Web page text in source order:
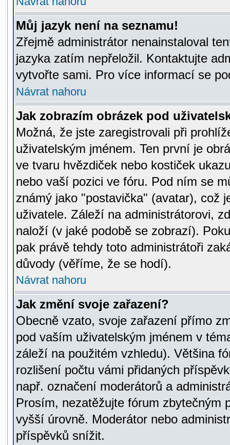
Můj jazyk není na seznamu!
Zřejmě administrátor nenainstaloval
jazyka zatím nepřeložil. Kontaktujte
vytvořte sami. Pro více informací se
Návrat nahoru
Jak zobrazím obrázek pod
Možná, že jste zaregistrovali při
uživatelským jménem. Ten první je
ve tvaru hvězdiček nebo kostiček
nebo vaší pozici ve fóru. Pod ním se
známý jako "postavička" (avatar), což
uživatele. Záleží na administrátorovi,
naloží (v jaké podobě se zobrazí).
pak právě tehdy toto administrátoři
důvody (věříme, že se hodí).
Návrat nahoru
Jak změní svoje zařazení?
Obecně vzato, svoje zařazení přímo
pod vaším uživatelským jménem v
záleží na použitém vzhledu). Většina
rozlišení počtu vámi přidaných
např. označení moderátorů a
Prosím, nezatěžujte fórum zbytečným
vyšší úrovně. Moderátor nebo
příspěvků snížit.